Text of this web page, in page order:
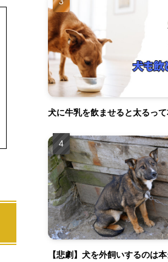
犬に牛乳を飲ませると太るっ
【悲劇】犬を外飼いするのは